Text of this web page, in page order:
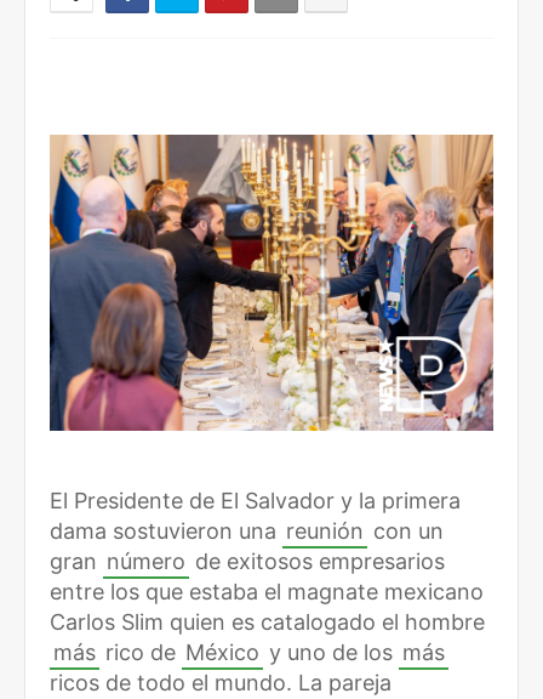
El Presidente de El Salvador y la primera
dama sostuvieron una reunión con un
gran número de exitosos empresarios
entre los que estaba el magnate mexicano
Carlos Slim quien es catalogado el hombre
más rico de México y uno de los más
ricos de todo el mundo. La pareja